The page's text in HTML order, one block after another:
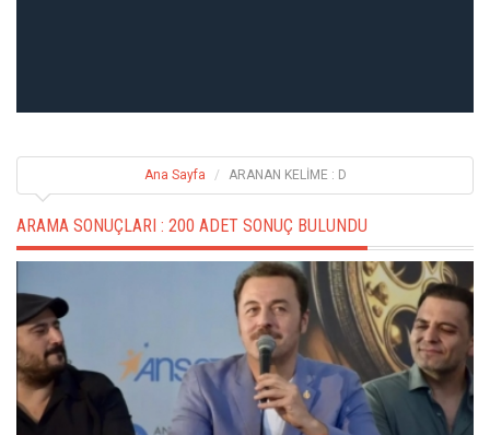
Ana Sayfa ARANAN KELİME : D
ARAMA SONUÇLARI : 200 ADET SONUÇ BULUNDU